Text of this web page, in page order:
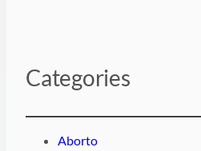
Categories
Aborto